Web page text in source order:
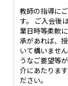
教師の指導に
す。 ご入会後
業日時等柔軟
承があれば、
いて構いませ
うなご要望等
介にあたりま
ださい。